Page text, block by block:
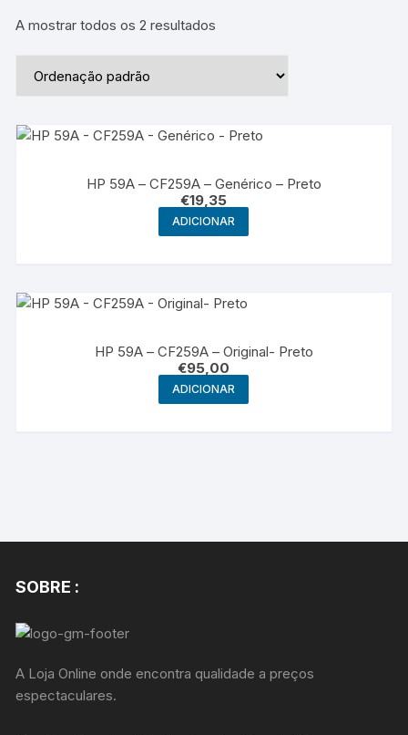
A mostrar todos os 2 resultados
HP 59A – CF259A – Genérico – Preto
€19,35
ADICIONAR
HP 59A – CF259A – Original- Preto
€95,00
ADICIONAR
SOBRE :
A Loja Online onde encontra qualidade a preços
espectaculares.